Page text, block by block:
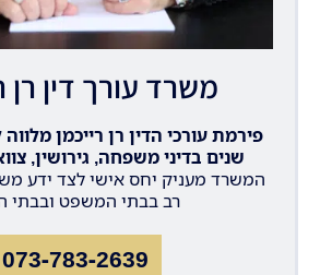
משרד עורך דין רן
שנים בדיני משפחה, גירושין,
המשרד מעניק יחס אישי לצד ידע
רב בבתי המשפט ובבתי
073-783-2639